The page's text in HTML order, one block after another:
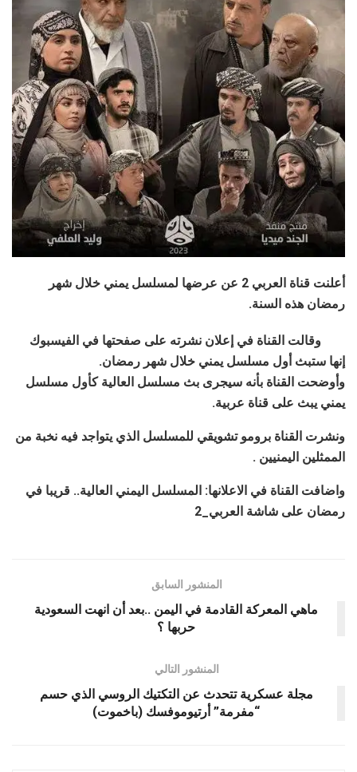
أعلنت قناة العربي 2 عن عرضها لمسلسل يمني خلال شهر
رمضان هذه السنة.
وقالت القناة في إعلان نشرته على صفحتها في الفيسبوك
إنها ستبث أول مسلسل يمني خلال شهر رمضان.
وأوضحت القناة بأنه سيجرى بث مسلسل العالية كأول مسلسل
يمني يبث على قناة عربية.
ونشرت القناة برومو تشويقي للمسلسل الذي يتواجد فيه نخبة من
الممثلين اليمنيين .
واضافت القناة في الاعلانها: المسلسل اليمني العالية.. قريبا في
رمضان على شاشة العربي_2
المنشور السابق
ماهي المعركة القادمة في اليمن ..بعد أن انهت السعودية
حربها ؟
المنشور التالي
مجلة عسكرية تتحدث عن التكتيك الروسي الذي حسم
“مفرمة” أرتيوموفسك (باخموت)